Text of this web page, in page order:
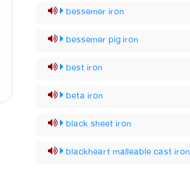
bessemer iron
bessemer pig iron
best iron
beta iron
black sheet iron
blackheart malleable cast iron